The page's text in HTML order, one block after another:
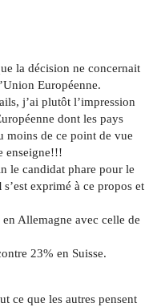
la décision ne concernait
Européenne.
j’ai plutôt l’impression
dont les pays
moins de ce point de vue
enseigne!!!
le candidat phare pour le
s’est exprimé à ce propos et
Allemagne avec celle de
23% en Suisse.
ce que les autres pensent